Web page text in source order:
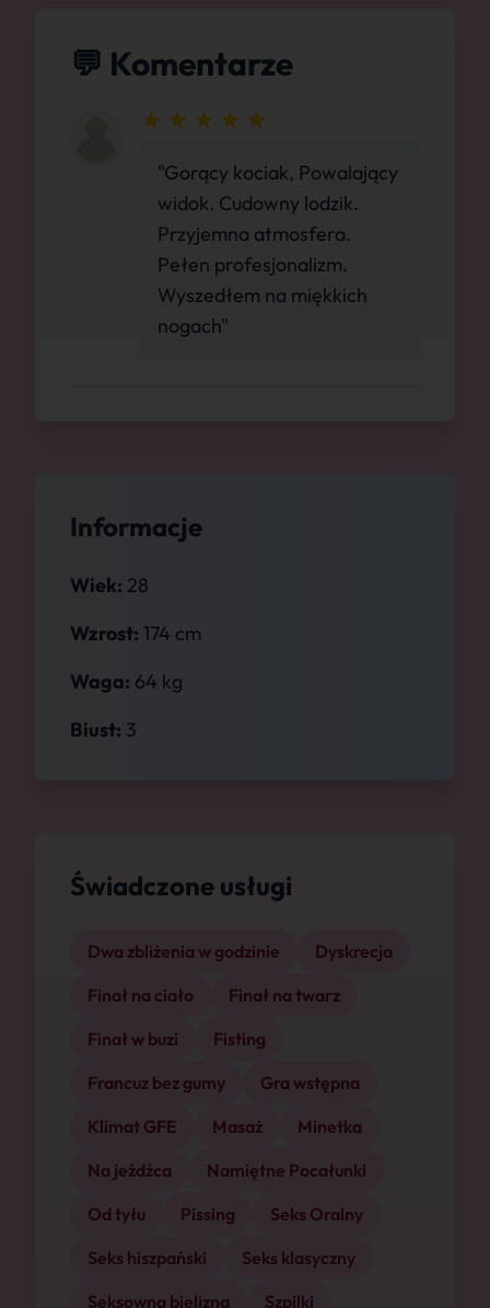
Informacje
Wiek: 28
Wzrost: 174 cm
Waga: 64 kg
Biust: 3
Świadczone usługi
Dwa zbliżenia w godzinie
Dyskrecja
Finał na ciało
Finał na twarz
Finał w buzi
Fisting
Francuz bez gumy
Gra wstępna
Klimat GFE
Masaż
Minetka
Na jeźdźca
Namiętne Pocałunki
Od tyłu
Pissing
Seks Oralny
Seks hiszpański
Seks klasyczny
Seksowna bielizna
Szpilki
💬 Komentarze
"Gorący kociak, Powalający
widok. Cudowny lodzik.
Przyjemna atmosfera.
Pełen profesjonalizm.
Wyszedłem na miękkich
nogach"